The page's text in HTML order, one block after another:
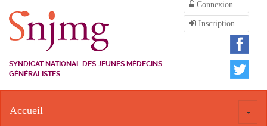
Connexion
Inscription
SYNDICAT NATIONAL DES JEUNES MÉDECINS
GÉNÉRALISTES
Toggle
Accueil